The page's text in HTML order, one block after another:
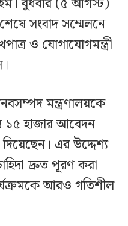
সংবাদ সম্মেলনে
ও যোগাযোগমন্ত্রী
মন্ত্রণালয়কে
১৫ হাজার আবেদন
এর উদ্দেশ্য
দ্রুত পূরণ করা
আরও গতিশীল